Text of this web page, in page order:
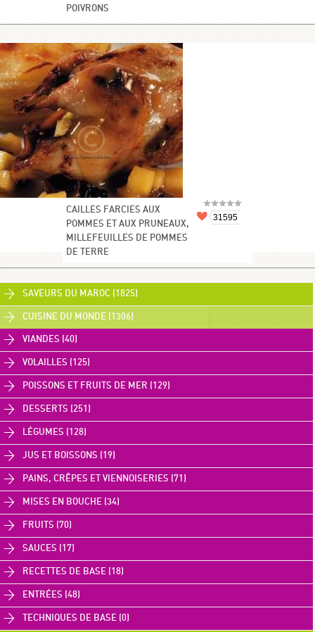
POIVRONS
CAILLES FARCIES AUX
POMMES ET AUX PRUNEAUX,
MILLEFEUILLES DE POMMES
DE TERRE
31595
SAVEURS DU MAROC (1825)
CUISINE DU MONDE (1306)
VIANDES (40)
VOLAILLES (125)
POISSONS ET FRUITS DE MER (129)
DESSERTS (251)
LÉGUMES (128)
JUS ET BOISSONS (19)
PAINS, CRÊPES ET VIENNOISERIES (71)
MISES EN BOUCHE (34)
FRUITS (70)
SAUCES (17)
RECETTES DE BASE (18)
ENTRÉES (48)
TECHNIQUES DE BASE (0)